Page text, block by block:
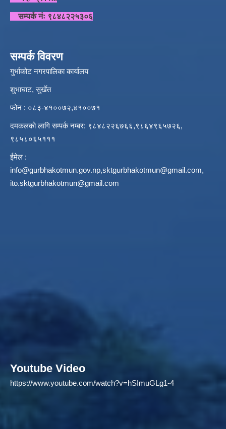
सम्पर्क नंः ९८४८२२५३०६
सम्पर्क विवरण
गुर्भाकोट नगरपालिका कार्यालय
शुभाघाट, सुर्खेत
फोन : ०८३-४१००७२,४१००७१
दमकलको लागि सम्पर्क नम्बर: ९८४८२२६७६६,९८६४९६५७२६,
९८५८०६५१११
ईमेल :
info@gurbhakotmun.gov.np,sktgurbhakotmun@gmail.com,
ito.sktgurbhakotmun@gmail.com
Youtube Video
https://www.youtube.com/watch?v=hSImuGLg1-4